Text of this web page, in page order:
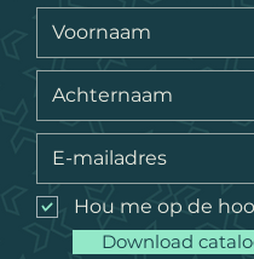
Hou me op de
Download